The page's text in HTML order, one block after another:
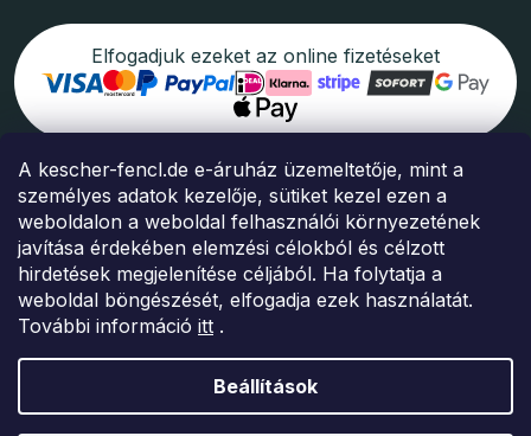
A kescher-fencl.de e-áruház üzemeltetője, mint a
személyes adatok kezelője, sütiket kezel ezen a
weboldalon a weboldal felhasználói környezetének
javítása érdekében elemzési célokból és célzott
hirdetések megjelenítése céljából. Ha folytatja a
weboldal böngészését, elfogadja ezek használatát.
További információ itt .
Beállítások
Elfogadjuk ezeket az online fizetéseket
A csomagokat szállítja
Copyright 2026Kescher Fencl